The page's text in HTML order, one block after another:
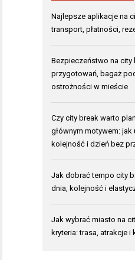
Najlepsze aplikacje na
transport, płatności,
Bezpieczeństwo na city
przygotowań, bagaż
ostrożności w mieście
Czy city break warto
głównym motywem: jak
kolejność i dzień bez
Jak dobrać tempo city
dnia, kolejność i
Jak wybrać miasto na
kryteria: trasa, atrakcje i